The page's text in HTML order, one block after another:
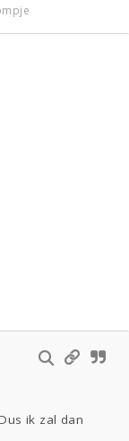
ik zal dan